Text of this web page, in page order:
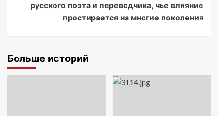
русского поэта и переводчика, чье влияние
простирается на многие поколения
Больше историй